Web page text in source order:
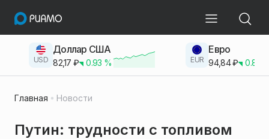
USD
Доллар США
82,17 ₽ 0.93 % EUR
Евро
94,84₽ 0.83
Главная Новости
Путин: трудности с топливом